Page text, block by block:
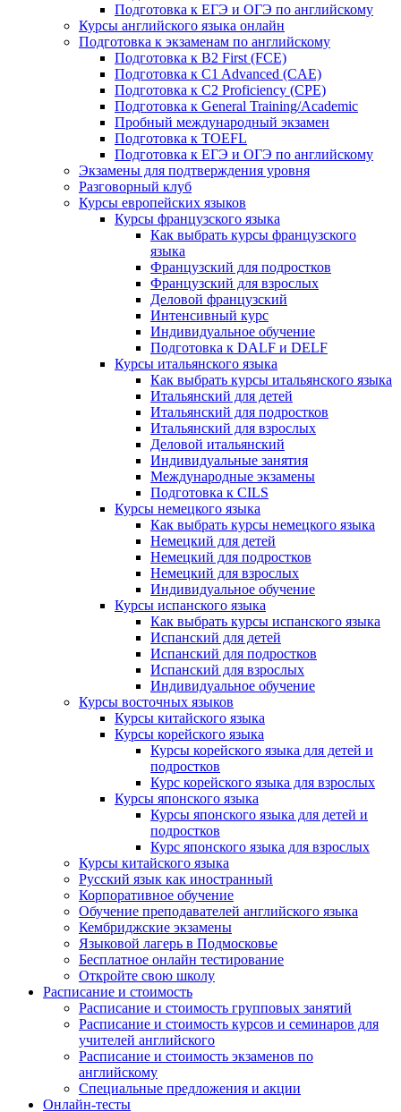
Подготовка к ЕГЭ и ОГЭ по английскому
Курсы английского языка онлайн
Подготовка к экзаменам по английскому
Подготовка к B2 First (FCE)
Подготовка к C1 Advanced (CAE)
Подготовка к C2 Proficiency (CPE)
Подготовка к General Training/Academic
Пробный международный экзамен
Подготовка к TOEFL
Подготовка к ЕГЭ и ОГЭ по английскому
Экзамены для подтверждения уровня
Разговорный клуб
Курсы европейских языков
Курсы французского языка
Как выбрать курсы французского
языка
Французский для подростков
Французский для взрослых
Деловой французский
Интенсивный курс
Индивидуальное обучение
Подготовка к DALF и DELF
Курсы итальянского языка
Как выбрать курсы итальянского языка
Итальянский для детей
Итальянский для подростков
Итальянский для взрослых
Деловой итальянский
Индивидуальные занятия
Международные экзамены
Подготовка к CILS
Курсы немецкого языка
Как выбрать курсы немецкого языка
Немецкий для детей
Немецкий для подростков
Немецкий для взрослых
Индивидуальное обучение
Курсы испанского языка
Как выбрать курсы испанского языка
Испанский для детей
Испанский для подростков
Испанский для взрослых
Индивидуальное обучение
Курсы восточных языков
Курсы китайского языка
Курсы корейского языка
Курсы корейского языка для детей и
подростков
Курс корейского языка для взрослых
Курсы японского языка
Курсы японского языка для детей и
подростков
Курс японского языка для взрослых
Курсы китайского языка
Русский язык как иностранный
Корпоративное обучение
Обучение преподавателей английского языка
Кембриджские экзамены
Языковой лагерь в Подмосковье
Бесплатное онлайн тестирование
Откройте свою школу
Расписание и стоимость
Расписание и стоимость групповых занятий
Расписание и стоимость курсов и семинаров для
учителей английского
Расписание и стоимость экзаменов по
английскому
Специальные предложения и акции
Онлайн-тесты